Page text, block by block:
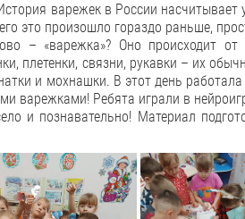
варежек в России насчитывает
это произошло гораздо раньше,
– «варежка»? Оно происходит от
плетенки, связни, рукавки – их
и мохнашки. В этот день
варежками! Ребята играли в
и познавательно! Материал